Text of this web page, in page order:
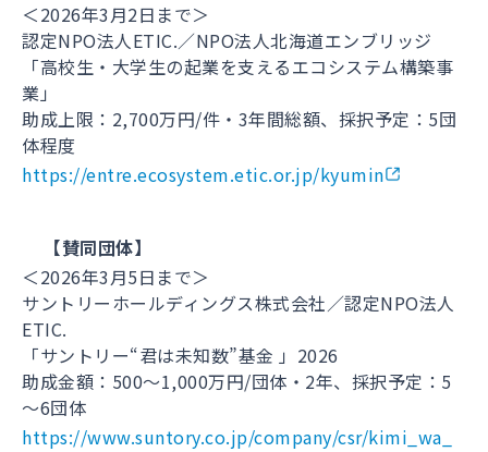
＜2026年3月2日まで＞
認定NPO法人ETIC.／NPO法人北海道エンブリッジ
「高校生・大学生の起業を支えるエコシステム構築事
業」
助成上限：2,700万円/件・3年間総額、採択予定：5団
体程度
https://entre.ecosystem.etic.or.jp/kyumin
【賛同団体】
＜2026年3月5日まで＞
サントリーホールディングス株式会社／認定NPO法人
ETIC.
「サントリー“君は未知数”基金 」2026
助成金額：500～1,000万円/団体・2年、採択予定：5
～6団体
https://www.suntory.co.jp/company/csr/kimi_wa_